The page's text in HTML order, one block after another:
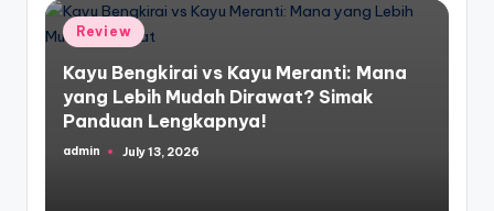
Posted
in
Review
Kayu Bengkirai vs Kayu Meranti: Mana
yang Lebih Mudah Dirawat? Simak
Panduan Lengkapnya!
Posted
admin July 13, 2026